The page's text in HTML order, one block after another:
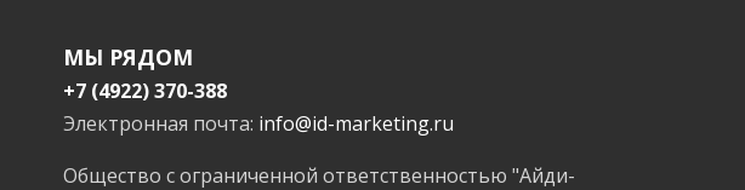
МЫ РЯДОМ
+7 (4922) 370-388
Электронная почта: info@id-marketing.ru
Общество с ограниченной ответственностью "Айди-